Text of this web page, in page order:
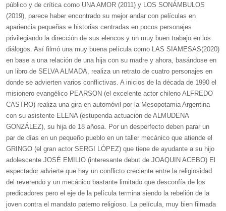
público y de crítica como UNA AMOR (2011) y LOS SONÁMBULOS
(2019), parece haber encontrado su mejor andar con películas en
apariencia pequeñas e historias centradas en pocos personajes
privilegiando la dirección de sus elencos y un muy buen trabajo en los
diálogos. Así filmó una muy buena película como LAS SIAMESAS(2020)
en base a una relación de una hija con su madre y ahora, basándose en
un libro de SELVA ALMADA, realiza un retrato de cuatro personajes en
donde se advierten varios conflictivas. A inicios de la década de 1990 el
misionero evangélico PEARSON (el excelente actor chileno ALFREDO
CASTRO) realiza una gira en automóvil por la Mesopotamia Argentina
con su asistente ELENA (estupenda actuación de ALMUDENA
GONZÁLEZ), su hija de 18 añosa. Por un desperfecto deben parar un
par de días en un pequeño pueblo en un taller mecánico que atiende el
GRINGO (el gran actor SERGI LÓPEZ) que tiene de ayudante a su hijo
adolescente JOSÉ EMILIO (interesante debut de JOAQUIN ACEBO) El
espectador advierte que hay un conflicto creciente entre la religiosidad
del reverendo y un mecánico bastante limitado que desconfía de los
predicadores pero el eje de la película termina siendo la rebelión de la
joven contra el mandato paterno religioso. La película, muy bien filmada